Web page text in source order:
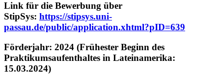
Link für die Bewerbung über
StipSys: https://stipsys.uni-
passau.de/public/application.xhtml?pID=639
Förderjahr: 2024 (Frühester Beginn des
Praktikumsaufenthaltes in Lateinamerika:
15.03.2024)